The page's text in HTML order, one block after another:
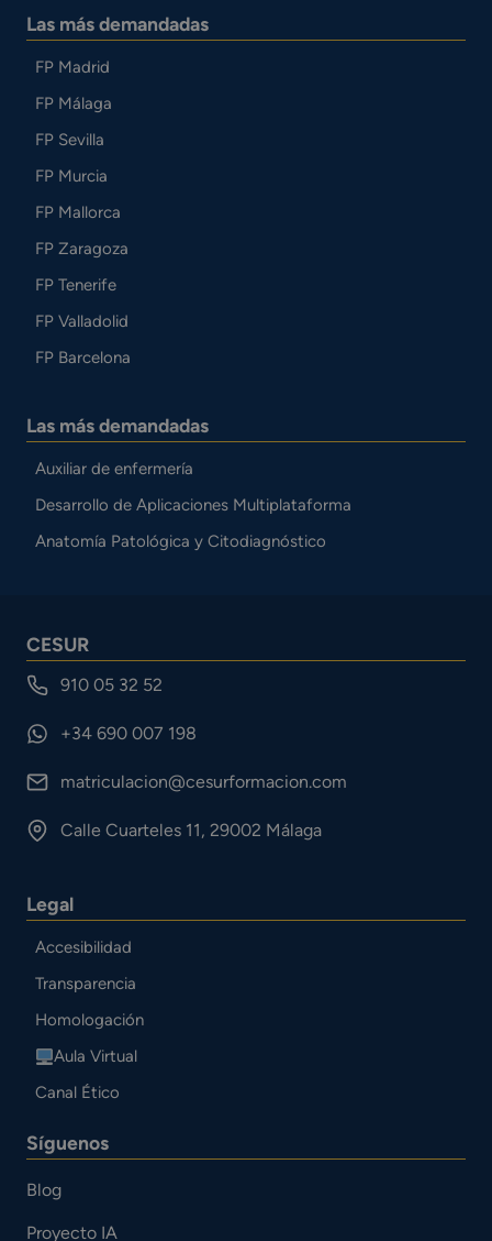
Las más demandadas
FP Madrid
FP Málaga
FP Sevilla
FP Murcia
FP Mallorca
FP Zaragoza
FP Tenerife
FP Valladolid
FP Barcelona
Las más demandadas
Auxiliar de enfermería
Desarrollo de Aplicaciones Multiplataforma
Anatomía Patológica y Citodiagnóstico
CESUR
910 05 32 52
+34 690 007 198
matriculacion@cesurformacion.com
Calle Cuarteles 11, 29002 Málaga
Legal
Accesibilidad
Transparencia
Homologación
Aula Virtual
Canal Ético
Síguenos
Blog
Proyecto IA